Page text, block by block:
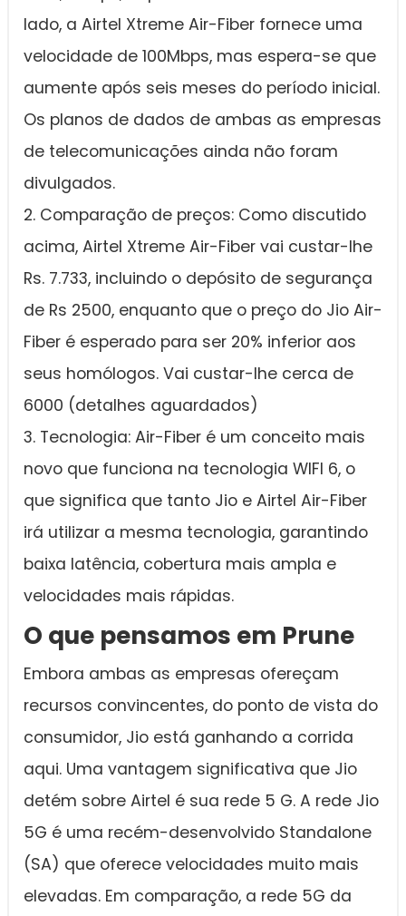
lado, a Airtel Xtreme Air-Fiber fornece uma
velocidade de 100Mbps, mas espera-se que
aumente após seis meses do período inicial.
Os planos de dados de ambas as empresas
de telecomunicações ainda não foram
divulgados.
2. Comparação de preços: Como discutido
acima, Airtel Xtreme Air-Fiber vai custar-lhe
Rs. 7.733, incluindo o depósito de segurança
de Rs 2500, enquanto que o preço do Jio Air-
Fiber é esperado para ser 20% inferior aos
seus homólogos. Vai custar-lhe cerca de
6000 (detalhes aguardados)
3. Tecnologia: Air-Fiber é um conceito mais
novo que funciona na tecnologia WIFI 6, o
que significa que tanto Jio e Airtel Air-Fiber
irá utilizar a mesma tecnologia, garantindo
baixa latência, cobertura mais ampla e
velocidades mais rápidas.
O que pensamos em Prune
Embora ambas as empresas ofereçam
recursos convincentes, do ponto de vista do
consumidor, Jio está ganhando a corrida
aqui. Uma vantagem significativa que Jio
detém sobre Airtel é sua rede 5 G. A rede Jio
5G é uma recém-desenvolvido Standalone
(SA) que oferece velocidades muito mais
elevadas. Em comparação, a rede 5G da